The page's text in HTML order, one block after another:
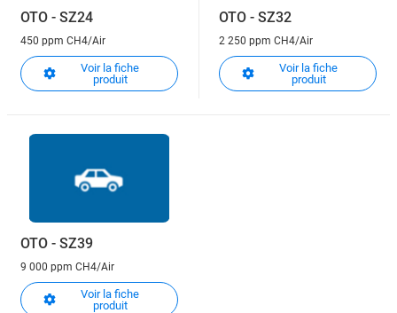
OTO - SZ24
450 ppm CH4/Air
Voir la fiche
produit
OTO - SZ32
2 250 ppm CH4/Air
Voir la fiche
produit
OTO - SZ39
9 000 ppm CH4/Air
Voir la fiche
produit